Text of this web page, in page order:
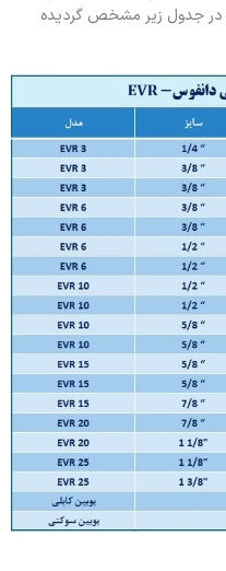
در جدول زیر مشخص گردیده